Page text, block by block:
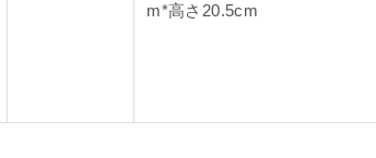
m*高さ20.5cm